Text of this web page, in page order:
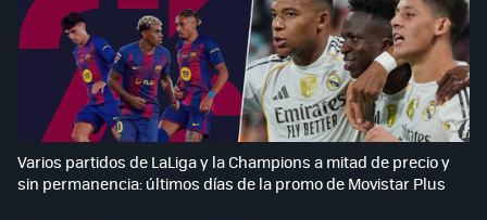
Varios partidos de LaLiga y la Champions a mitad de precio y
sin permanencia: últimos días de la promo de Movistar Plus